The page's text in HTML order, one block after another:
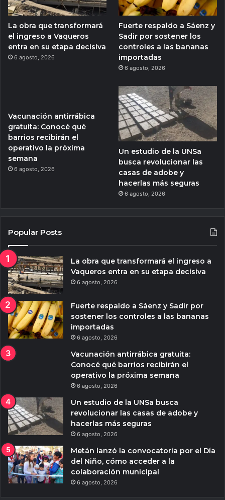
La obra que transformará
el ingreso a Vaqueros
entra en su etapa decisiva
6 agosto, 2026
Fuerte respaldo a Sáenz y
Sadir por sostener los
controles a las bananas
importadas
6 agosto, 2026
Vacunación antirrábica
gratuita: Conocé qué
barrios recibirán el
operativo la próxima
semana
6 agosto, 2026
Un estudio de la UNSa
busca revolucionar las
casas de adobe y
hacerlas más seguras
6 agosto, 2026
Popular Posts
La obra que transformará el ingreso a
Vaqueros entra en su etapa decisiva
6 agosto, 2026
Fuerte respaldo a Sáenz y Sadir por
sostener los controles a las bananas
importadas
6 agosto, 2026
Vacunación antirrábica gratuita:
Conocé qué barrios recibirán el
operativo la próxima semana
6 agosto, 2026
Un estudio de la UNSa busca
revolucionar las casas de adobe y
hacerlas más seguras
6 agosto, 2026
Metán lanzó la convocatoria por el Día
del Niño, cómo acceder a la
colaboración municipal
6 agosto, 2026